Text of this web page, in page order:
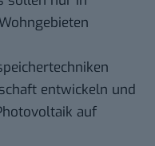
entwickeln und
auf